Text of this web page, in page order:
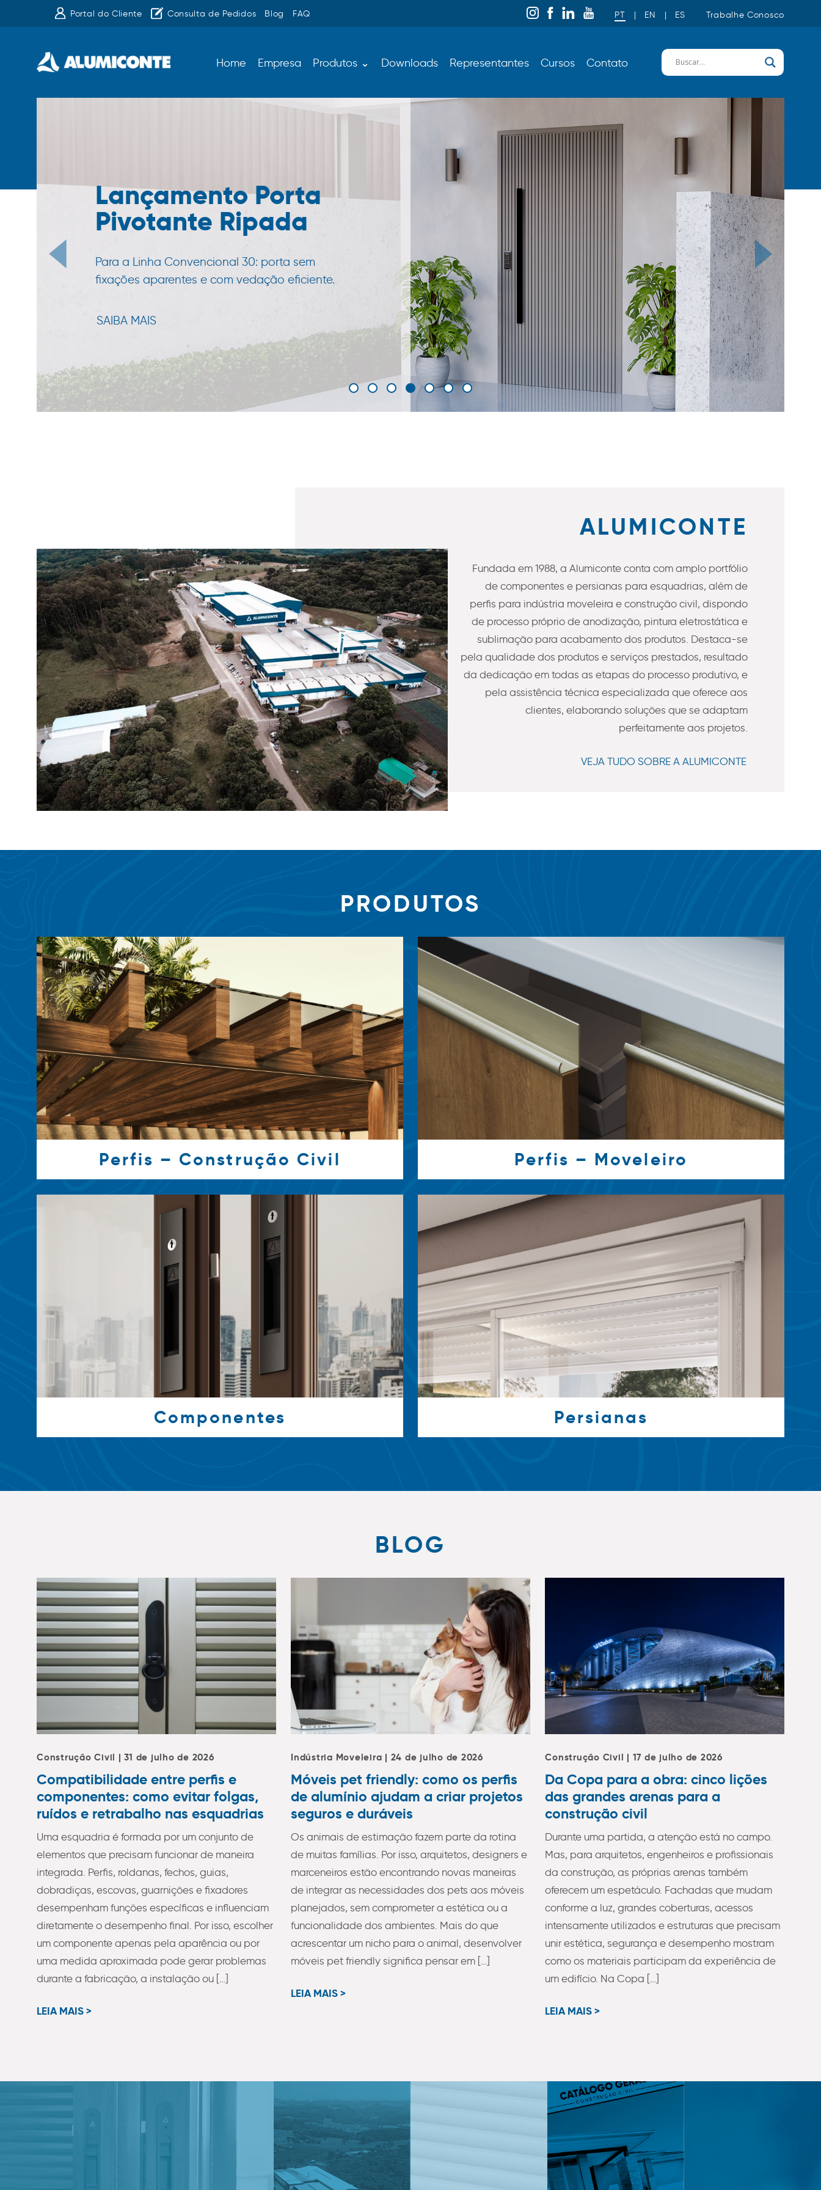
Portal do Cliente Consulta de Pedidos Blog FAQ PT | EN | ES Trabalhe Conosco
Home Empresa Produtos ⌄ Downloads Representantes Cursos Contato
Lançamento Porta
Pivotante Ripada
Para a Linha Convencional 30: porta sem
fixações aparentes e com vedação eficiente.
SAIBA MAIS
ALUMICONTE
Fundada em 1988, a Alumiconte conta com amplo portfólio
de componentes e persianas para esquadrias, além de
perfis para indústria moveleira e construção civil, dispondo
de processo próprio de anodização, pintura eletrostática e
sublimação para acabamento dos produtos. Destaca-se
pela qualidade dos produtos e serviços prestados, resultado
da dedicação em todas as etapas do processo produtivo, e
pela assistência técnica especializada que oferece aos
clientes, elaborando soluções que se adaptam
perfeitamente aos projetos.
VEJA TUDO SOBRE A ALUMICONTE
PRODUTOS
Perfis – Construção Civil Perfis – Moveleiro
Componentes Persianas
BLOG
Construção Civil | 31 de julho de 2026
Compatibilidade entre perfis e
componentes: como evitar folgas,
ruídos e retrabalho nas esquadrias
Uma esquadria é formada por um conjunto de
elementos que precisam funcionar de maneira
integrada. Perfis, roldanas, fechos, guias,
dobradiças, escovas, guarnições e fixadores
desempenham funções específicas e influenciam
diretamente o desempenho final. Por isso, escolher
um componente apenas pela aparência ou por
uma medida aproximada pode gerar problemas
durante a fabricação, a instalação ou […]
LEIA MAIS >
Indústria Moveleira | 24 de julho de 2026
Móveis pet friendly: como os perfis
de alumínio ajudam a criar projetos
seguros e duráveis
Os animais de estimação fazem parte da rotina
de muitas famílias. Por isso, arquitetos, designers e
marceneiros estão encontrando novas maneiras
de integrar as necessidades dos pets aos móveis
planejados, sem comprometer a estética ou a
funcionalidade dos ambientes. Mais do que
acrescentar um nicho para o animal, desenvolver
móveis pet friendly significa pensar em […]
LEIA MAIS >
Construção Civil | 17 de julho de 2026
Da Copa para a obra: cinco lições
das grandes arenas para a
construção civil
Durante uma partida, a atenção está no campo.
Mas, para arquitetos, engenheiros e profissionais
da construção, as próprias arenas também
oferecem um espetáculo. Fachadas que mudam
conforme a luz, grandes coberturas, acessos
intensamente utilizados e estruturas que precisam
unir estética, segurança e desempenho mostram
como os materiais participam da experiência de
um edifício. Na Copa […]
LEIA MAIS >